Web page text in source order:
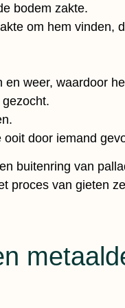
bodem zakte.
om hem vinden,
weer, waardoor
door iemand
buitenring van
proces van gieten